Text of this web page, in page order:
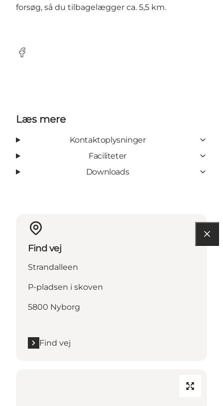
forsøg, så du tilbagelægger ca. 5,5 km.
Facebook
Læs mere
Kontaktoplysninger
Faciliteter
Downloads
Find vej
Strandalleen
P-pladsen i skoven
5800 Nyborg
Find vej